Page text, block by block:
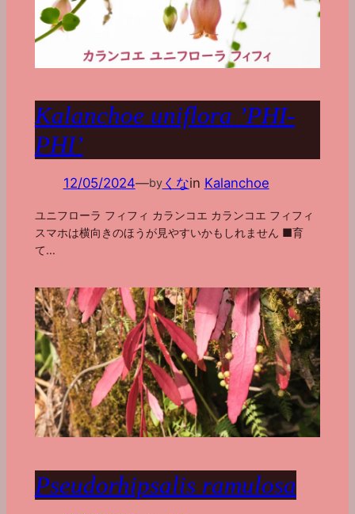
Kalanchoe uniflora ’PHI-
PHI’
12/05/2024—byくなin Kalanchoe
ユニフローラ フィフィ カランコエ カランコエ フィフィ
スマホは横向きのほうが見やすいかもしれません ■育
て…
Pseudorhipsalis ramulosa